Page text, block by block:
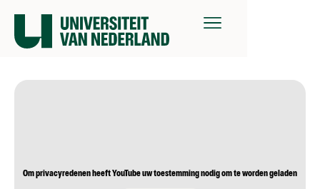
Om privacyredenen heeft YouTube uw toestemming nodig om te worden geladen